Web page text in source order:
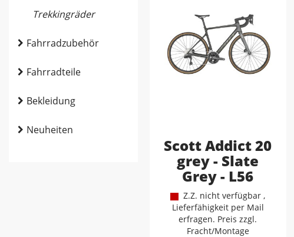
Trekkingräder
Fahrradzubehör
Fahrradteile
Bekleidung
Neuheiten
Scott Addict 20
grey - Slate
Grey - L56
Z.Z. nicht verfügbar ,
Lieferfähigkeit per Mail
erfragen. Preis zzgl.
Fracht/Montage